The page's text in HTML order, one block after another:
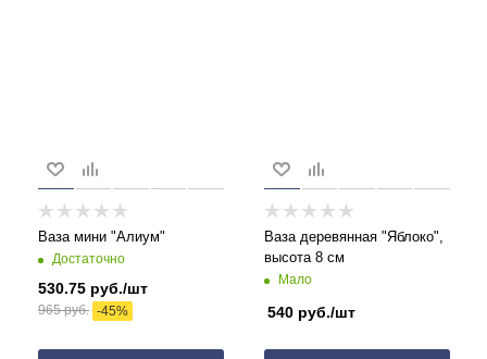
Ваза мини "Алиум"
Достаточно
530.75 руб./шт
965руб. -45%
Ваза деревянная "Яблоко",
высота 8 см
Мало
540 руб./шт